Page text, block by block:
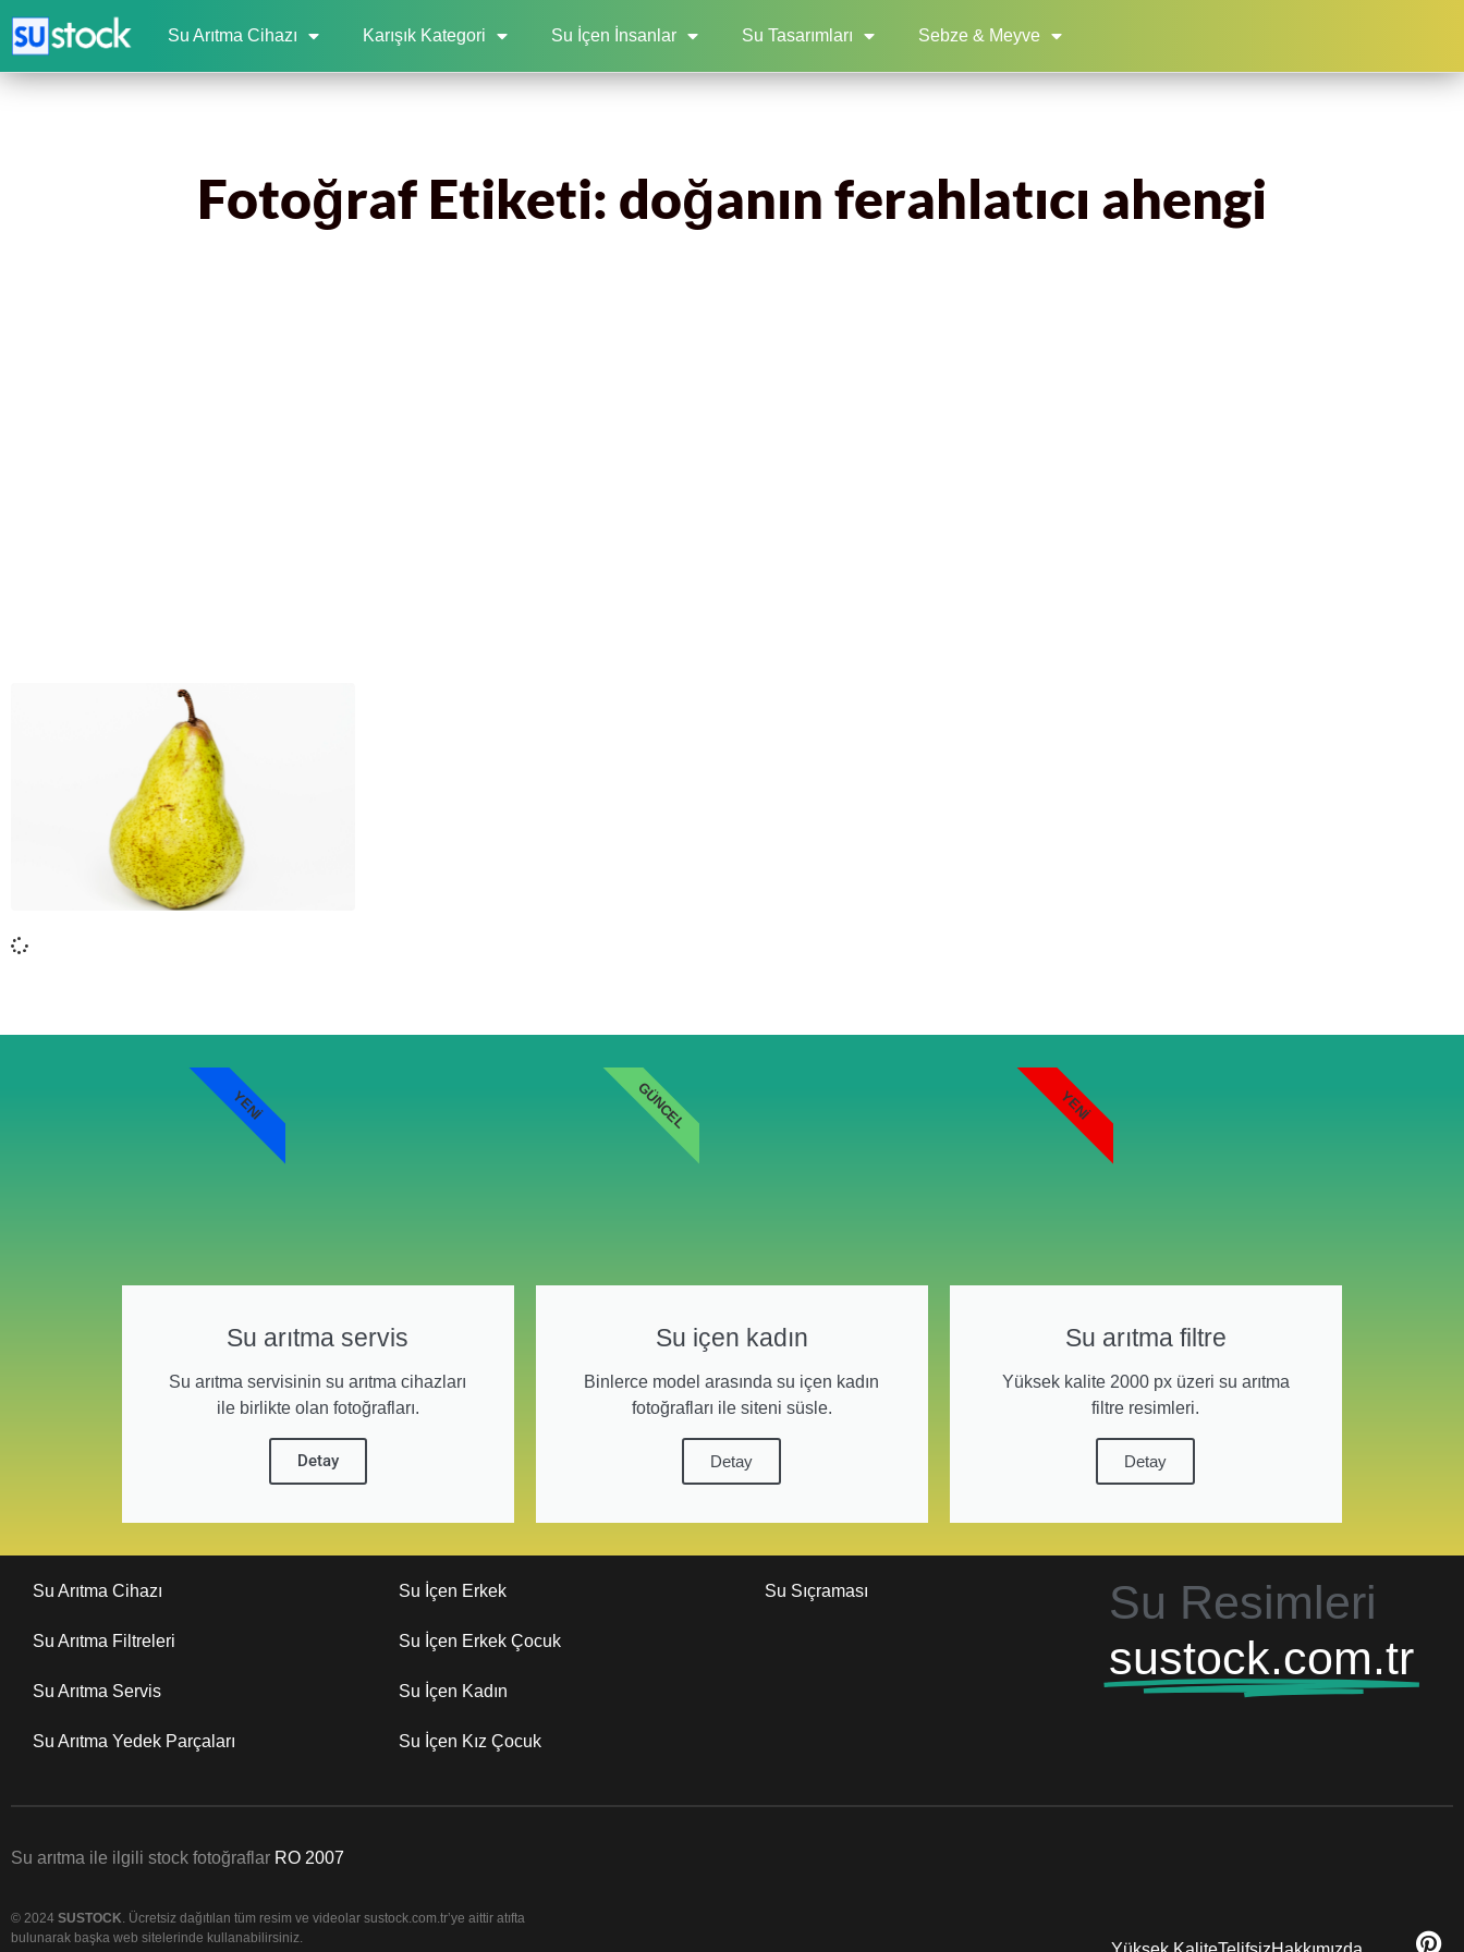
Su Arıtma Cihazı Karışık Kategori Su İçen İnsanlar Su Tasarımları Sebze & Meyve
Fotoğraf Etiketi: doğanın ferahlatıcı ahengi
Su arıtma servis
Su arıtma servisinin su arıtma cihazları
ile birlikte olan fotoğrafları.
Detay
YENI
Su içen kadın
Binlerce model arasında su içen kadın
fotoğrafları ile siteni süsle.
Detay
GÜNCEL
Su arıtma filtre
Yüksek kalite 2000 px üzeri su arıtma
filtre resimleri.
Detay
YENI
Su Arıtma Cihazı
Su Arıtma Filtreleri
Su Arıtma Servis
Su Arıtma Yedek Parçaları
Su İçen Erkek
Su İçen Erkek Çocuk
Su İçen Kadın
Su İçen Kız Çocuk
Su Sıçraması
Su Resimleri
sustock.com.tr
Su arıtma ile ilgili stock fotoğraflar RO 2007
© 2024 SUSTOCK. Ücretsiz dağıtılan tüm resim ve videolar sustock.com.tr’ye aittir atıfta
bulunarak başka web sitelerinde kullanabilirsiniz.